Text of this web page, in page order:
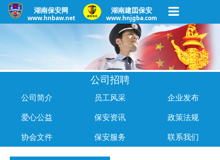
湖南保安网
www.hnbaw.net
湖南建囯保安
www.hnjgba.com
公司招聘
公司简介 员工风采
企业发布
爱心公益
保安资讯
政策法规
协会文件
保安服务 联系我们